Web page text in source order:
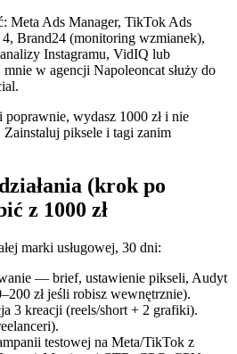
Meta Ads Manager, TikTok Ads
Brand24 (monitoring wzmianek),
Instagramu, VidIQ lub
w agencji Napoleoncat służy do
wydasz 1000 zł i nie
Zainstaluj piksele i tagi zanim
(krok po
z 1000 zł
marki usługowej, 30 dni:
— brief, ustawienie pikseli, Audyt
zł jeśli robisz wewnętrznie).
3 kreacji (reels/short + 2 grafiki).
testowej na Meta/TikTok z